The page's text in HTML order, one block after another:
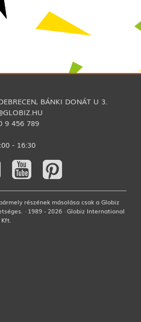
BÁNKI DONÁT U 3.
9 456 789
- 16:30
részének másolása csak a Globiz
· 1989 - 2026 · Globiz International
Kft.